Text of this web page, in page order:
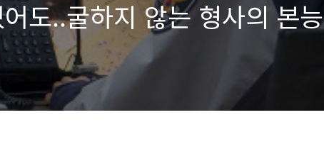
도..굴하지 않는 형사의 본능